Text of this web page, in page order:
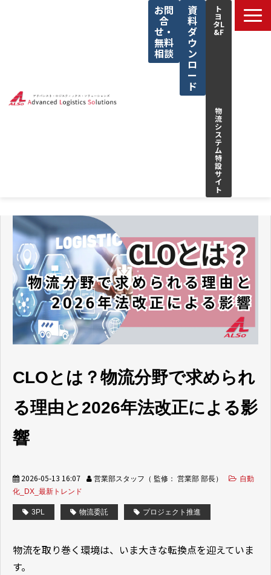
お問
合
せ・
無料
相談
資
料
ダ
ウ
ン
ロ
ー
ド
ト
ヨ
タL
&F
物
流
シ
ス
テ
ム
特
設
サ
イ
ト
私たちの強み
解決できる課題
取り組み事例
お役立ち情報
よくあるご質問
CLOとは？物流分野で求められ
る理由と2026年法改正による影
響
2026-05-13 16:07 営業部スタッフ（ 監修： 営業部 部長）
自動
化_DX_最新トレンド
3PL 物流委託 プロジェクト推進
物流を取り巻く環境は、いま大きな転換点を迎えていま
す。